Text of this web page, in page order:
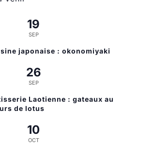
19
SEP
japonaise : okonomiyaki
26
SEP
Laotienne : gateaux au
de lotus
10
OCT